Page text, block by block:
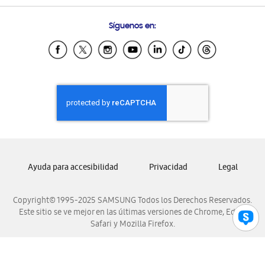
Samsung Ecuador
Samsung El Salvador
Samsung Honduras
Samsung Nicaragua
Samsung Panamá
Samsung Venezuela
Síguenos en:
Copyright© 1995-2025 SAMSUNG Todos los Derechos Reservados.
Este sitio se ve mejor en las últimas versiones de Chrome, Edge,
Safari y Mozilla Firefox.
Ayuda para accesibilidad Privacidad Legal